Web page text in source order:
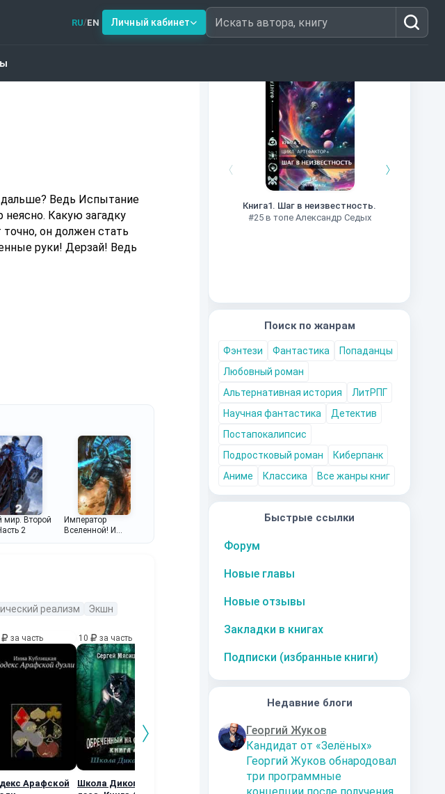
RU/EN Личный кабинет Искать автора, книгу
Книги из топ-100
Книга1. Шаг в неизвестность.
#25 в топе Александр Седых
Поиск по жанрам
Фэнтези Фантастика
Попаданцы
Любовный роман
Альтернативная история
ЛитРПГ
Научная фантастика
Детектив
Постапокалипсис
Подростковый роман
Киберпанк
Аниме
Классика Все жанры книг
Быстрые ссылки
Форум
Новые главы
Новые отзывы
Закладки в книгах
Подписки (избранные книги)
Недавние блоги
Георгий Жуков
Кандидат от «Зелёных»
Георгий Жуков обнародовал
три программные
Ведь Испытание
неясно. Какую загадку
он должен стать
руки! Дерзай! Ведь
мир. Второй
2
Император
Вселенной! И
реализм
Экшн
за часть
Арафской
10 за часть
Школа Дикого
10
Графство